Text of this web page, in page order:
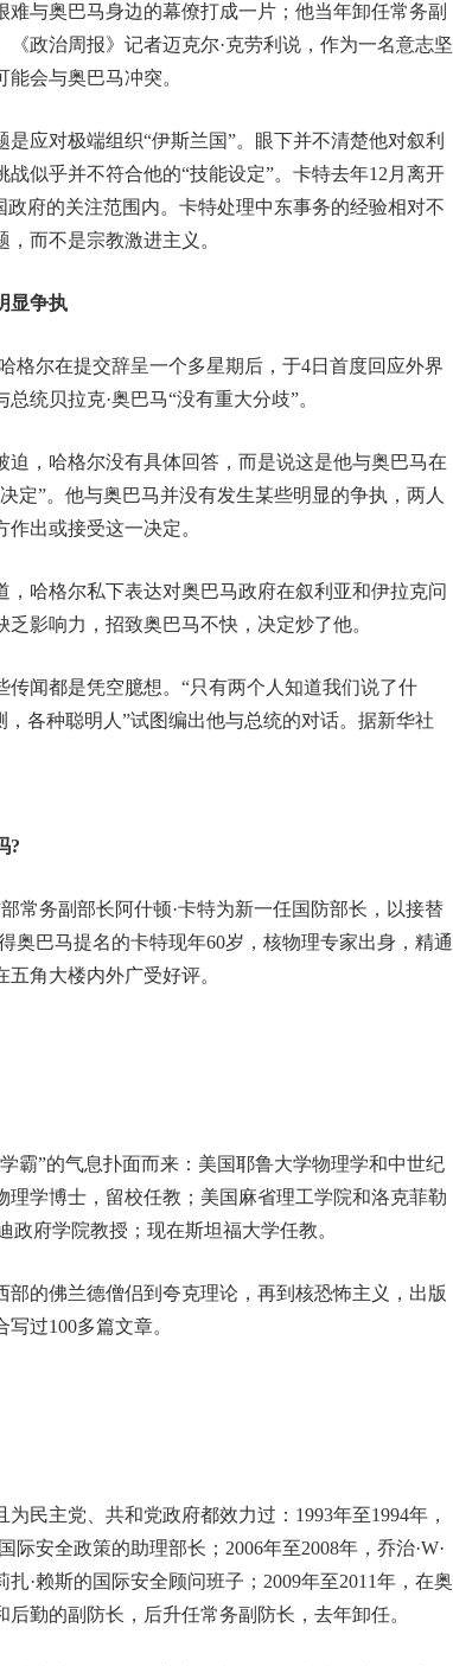
与奥巴马身边的幕僚打成一片；他当年卸任常务副
政治周报》记者迈克尔·克劳利说，作为一名意志坚
会与奥巴马冲突。
应对极端组织“伊斯兰国”。眼下并不清楚他对叙利
似乎并不符合他的“技能设定”。卡特去年12月离开
政府的关注范围内。卡特处理中东事务的经验相对不
而不是宗教激进主义。
显争执
格尔在提交辞呈一个多星期后，于4日首度回应外界
统贝拉克·奥巴马“没有重大分歧”。
迫，哈格尔没有具体回答，而是说这是他与奥巴马在
定”。他与奥巴马并没有发生某些明显的争执，两人
出或接受这一决定。
，哈格尔私下表达对奥巴马政府在叙利亚和伊拉克问
影响力，招致奥巴马不快，决定炒了他。
传闻都是凭空臆想。“只有两个人知道我们说了什
各种聪明人”试图编出他与总统的对话。据新华社
?
常务副部长阿什顿·卡特为新一任国防部长，以接替
奥巴马提名的卡特现年60岁，核物理专家出身，精通
角大楼内外广受好评。
霸”的气息扑面而来：美国耶鲁大学物理学和中世纪
理学博士，留校任教；美国麻省理工学院和洛克菲勒
政府学院教授；现在斯坦福大学任教。
部的佛兰德僧侣到夸克理论，再到核恐怖主义，出版
过100多篇文章。
民主党、共和党政府都效力过：1993年至1994年，
际安全政策的助理部长；2006年至2008年，乔治·W·
·赖斯的国际安全顾问班子；2009年至2011年，在奥
勤的副防长，后升任常务副防长，去年卸任。